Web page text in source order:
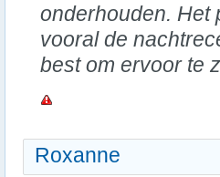
onderhouden. Het
vooral de
best om ervoor te
Roxanne